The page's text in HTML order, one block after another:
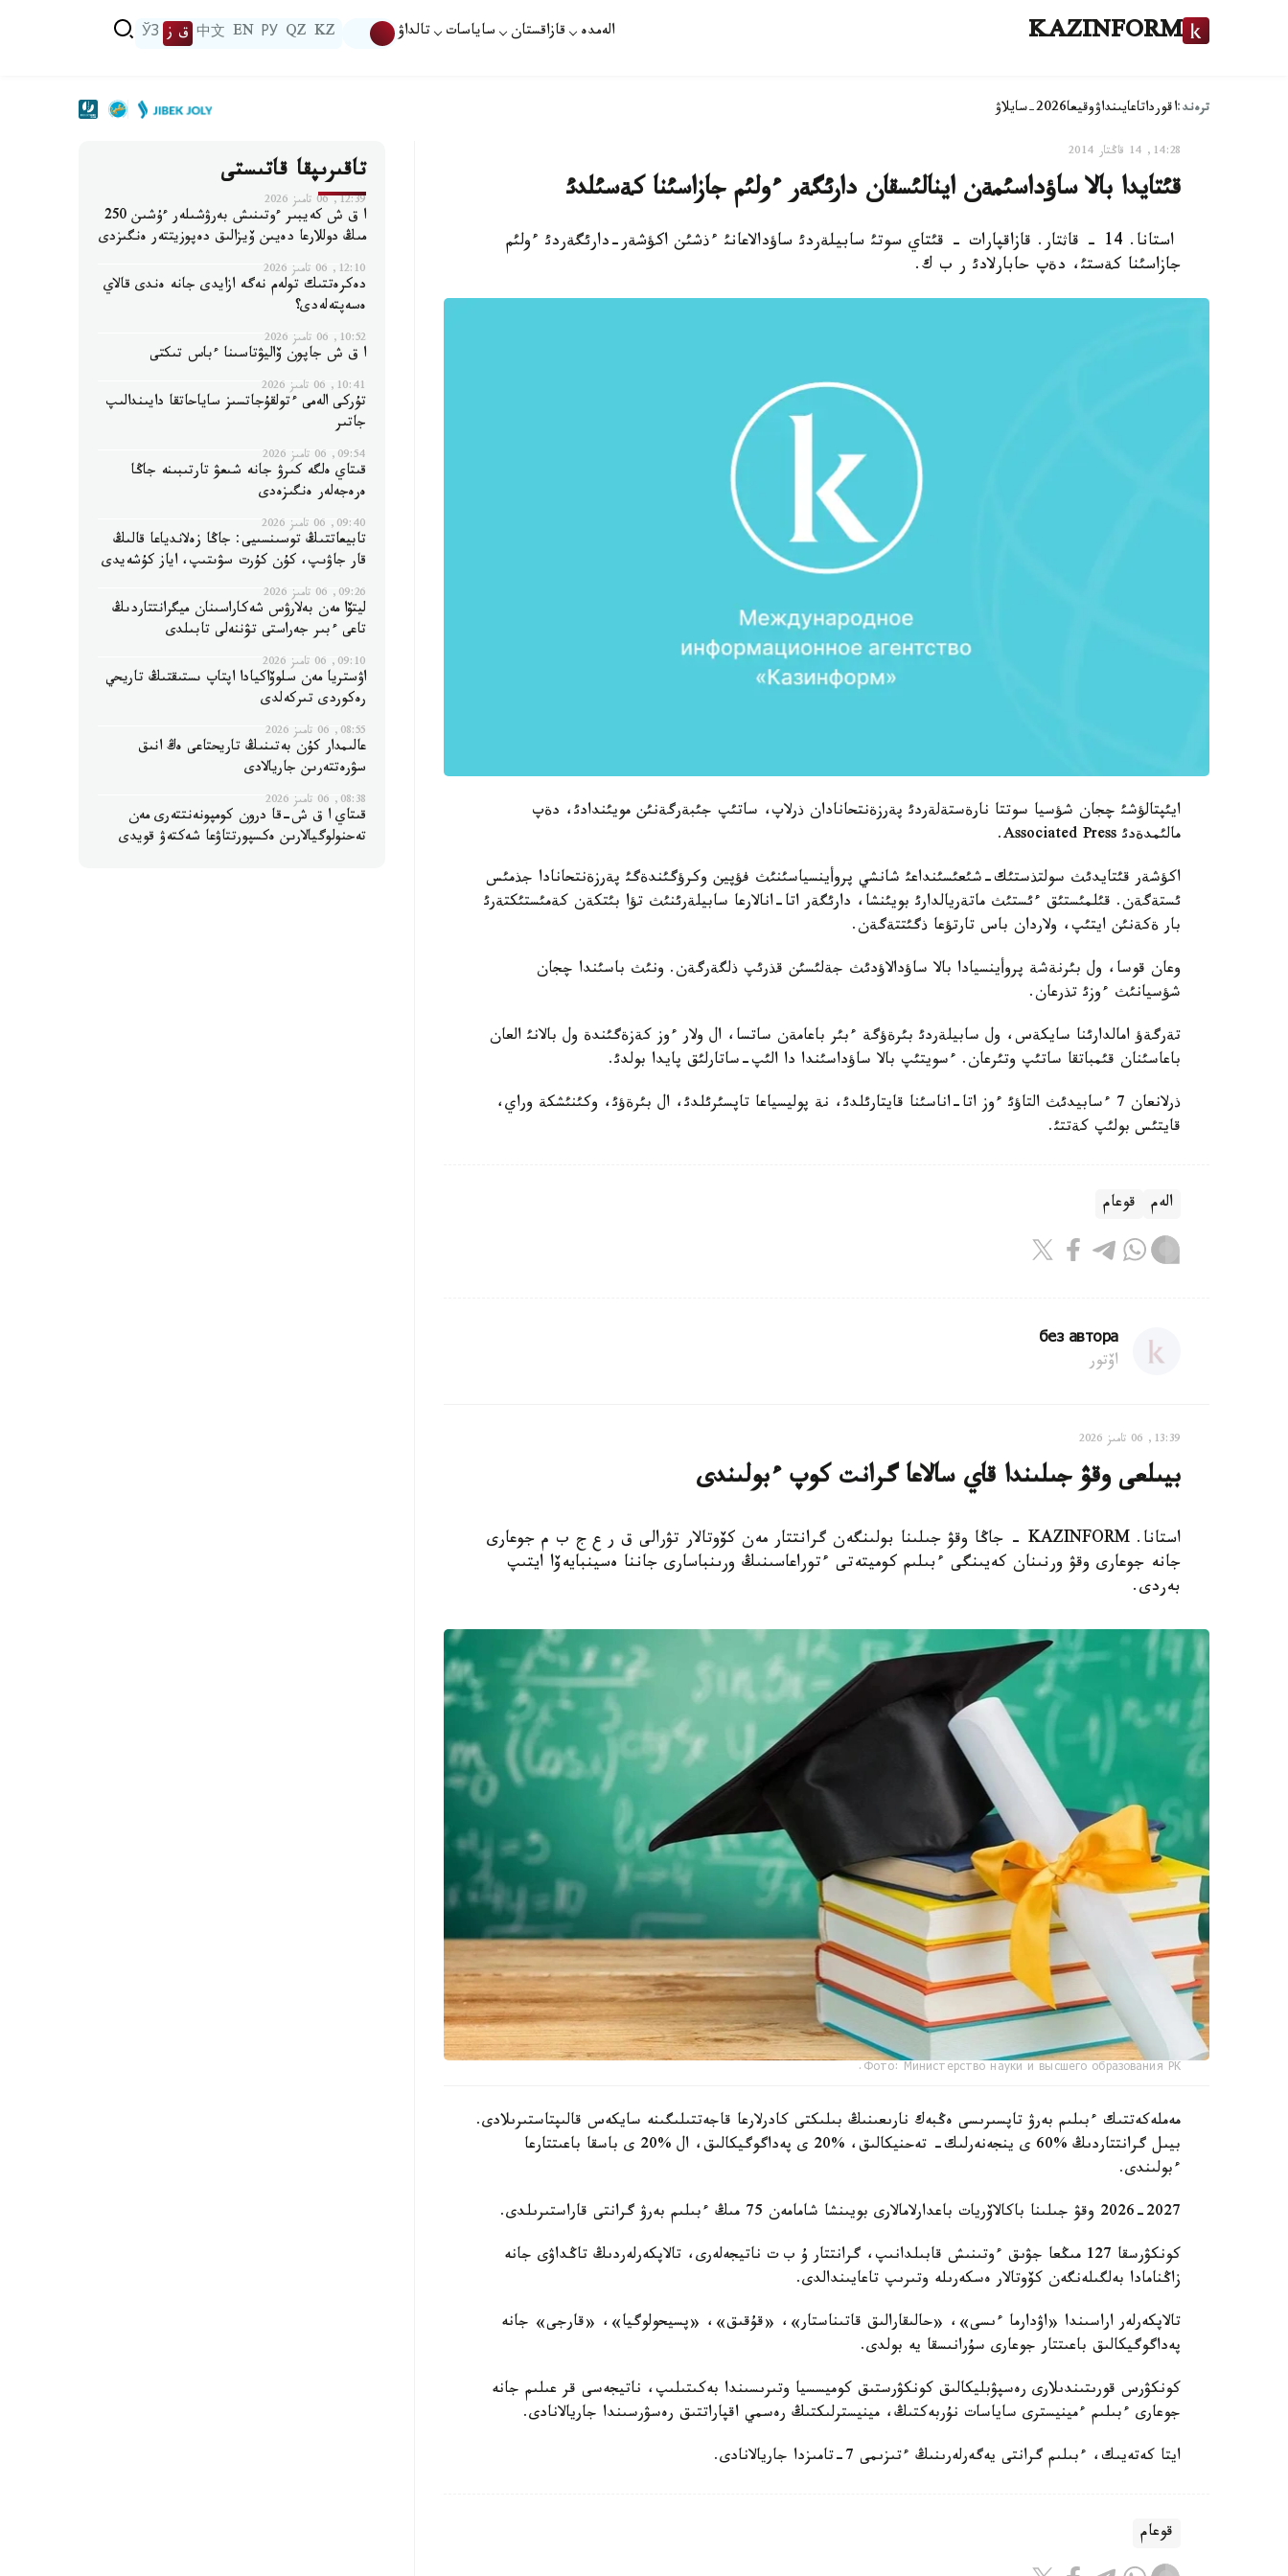
KAZINFORM الەمدە قازاقستان ساياسات تالداۋ KZ
QZ
РУ
EN
中文 ق ز ЎЗ
ترەند:اقورداتاعايىنداۋوقيعا2026-سايلاۋ
14:28, 14 قاڭتار 2014
قئتايدا بالا ساؤداسئمةن اينالئسقان دارئگةر ءولئم جازاسئنا كةسئلدئ
استانا. 14 - قاثتار. قازاقپارات - قئتاي سوتئ سابيلةردئ ساؤدالاعانئ ءذشئن اكؤشةر-دارئگةردئ ءولئم
جازاسئنا كةستئ، دةپ حابارلادئ ر ب ك.
ايئپتالؤشئ چجان شؤسيا سوتتا نارةستةلةردئ پةرزةنتحانادان ذرلاپ، ساتئپ جئبةرگةنئن مويئندادئ، دةپ
مالئمدةدئ Associated Press.
اكؤشةر قئتايدئث سولتذستئك-شئعئسئنداعئ شانشي پروأينسياسئنئث فؤپين وكرؤگئندةگئ پةرزةنتحانادا جذمئس
ئستةگةن. قئلمئستئق ءئستئث ماتةريالدارئ بويئنشا، دارئگةر اتا-انالارعا سابيلةرئنئث تؤا بئتكةن كةمئستئكتةرئ
بار ةكةنئن ايتئپ، ولاردان باس تارتؤعا ذگئتتةگةن.
وعان قوسا، ول بئرنةشة پروأينسيادا بالا ساؤدالاؤدئث جةلئسئن قذرئپ ذلگةرگةن. ونئث باسئندا چجان
شؤسيانئث ءوزئ تذرعان.
تةرگةؤ امالدارئنا سايكةس، ول سابيلةردئ بئرةؤگة ءبئر باعامةن ساتسا، ال ولار ءوز كةزةگئندة ول بالانئ العان
باعاسئنان قئمباتقا ساتئپ وتئرعان. ءسويتئپ بالا ساؤداسئندا دا الئپ-ساتارلئق پايدا بولدئ.
ذرلانعان 7 ءسابيدئث التاؤئ ءوز اتا-اناسئنا قايتارئلدئ، نة پوليسياعا تاپسئرئلدئ، ال بئرةؤئ، وكئنئشكة وراي،
قايتئس بولئپ كةتتئ.
الەم قوعام
без автора
اۆتور
13:39, 06 تامىز 2026
بيىلعى وقۋ جىلىندا قاي سالاعا گرانت كوپ ءبولىندى
استانا. KAZINFORM - جاڭا وقۋ جىلىنا بولىنگەن گرانتتار مەن كۆوتالار تۋرالى ق ر ع ج ب م جوعارى
جانە جوعارى وقۋ ورنىنان كەيىنگى ءبىلىم كوميتەتى ءتوراعاسىنىڭ ورىنباسارى جاننا ەسينبايەۆا ايتىپ
بەردى.
Фото: Министерство науки и высшего образования РК.
مەملەكەتتىك ءبىلىم بەرۋ تاپسىرىسى ەڭبەك نارىعىنىڭ بىلىكتى كادرلارعا قاجەتتىلىگىنە سايكەس قالىپتاستىرىلادى.
بيىل گرانتتاردىڭ %60 ى ينجەنەرلىك- تەحنيكالىق، %20 ى پەداگوگيكالىق، ال %20 ى باسقا باعىتتارعا
ءبولىندى.
2026-2027 وقۋ جىلىنا باكالاۆريات باعدارلامالارى بويىنشا شامامەن 75 مىڭ ءبىلىم بەرۋ گرانتى قاراستىرىلدى.
كونكۋرسقا 127 مىڭعا جۋىق ءوتىنىش قابىلدانىپ، گرانتتار ۇ ب ت ناتيجەلەرى، تالاپكەرلەردىڭ تاڭداۋى جانە
زاڭنامادا بەلگىلەنگەن كۆوتالار ەسكەرىلە وتىرىپ تاعايىندالدى.
تالاپكەرلەر اراسىندا «اۋدارما ءىسى»، «حالىقارالىق قاتىناستار»، «قۇقىق»، «پسيحولوگيا»، «قارجى» جانە
پەداگوگيكالىق باعىتتار جوعارى سۇرانىسقا يە بولدى.
كونكۋرس قورىتىندىلارى رەسپۋبليكالىق كونكۋرستىق كوميسسيا وتىرىسىندا بەكىتىلىپ، ناتيجەسى قر عىلىم جانە
جوعارى ءبىلىم ءمينيسترى ساياسات نۇربەكتىڭ، مينيسترلىكتىڭ رەسمي اقپاراتتىق رەسۋرسىندا جاريالانادى.
ايتا كەتەيىك، ءبىلىم گرانتى يەگەرلەرىنىڭ ءتىزىمى 7-تامىزدا جاريالانادى.
قوعام
تاقىرىپقا قاتىستى
12:39, 06 تامىز 2026
ا ق ش كەيبىر ءوتىنىش بەرۋشىلەر ءۇشىن 250
مىڭ دوللارعا دەيىن ۆيزالىق دەپوزيتتەر ەنگىزدى
12:10, 06 تامىز 2026
دەكرەتتىك تولەم نەگە ازايدى جانە ەندى قالاي
ەسەپتەلەدى؟
10:52, 06 تامىز 2026
ا ق ش جاپون ۆاليۋتاسىنا ءباس تىكتى
10:41, 06 تامىز 2026
تۇركى الەمى ءتولقۇجاتسىز ساياحاتقا دايىندالىپ
جاتىر
09:54, 06 تامىز 2026
قىتاي ەلگە كىرۋ جانە شىعۋ تارتىبىنە جاڭا
ەرەجەلەر ەنگىزەدى
09:40, 06 تامىز 2026
تابيعاتتىڭ توسىنسىيى: جاڭا زەلاندياعا قالىڭ
قار جاۋىپ، كۇن كۇرت سۋىتىپ، اياز كۇشەيدى
09:26, 06 تامىز 2026
ليتۆا مەن بەلارۋس شەكاراسىنان ميگرانتتاردىڭ
تاعى ءبىر جەراستى تۋننەلى تابىلدى
09:10, 06 تامىز 2026
اۋستريا مەن سلوۆاكيادا اپتاپ ىستىقتىڭ تاريحي
رەكوردى تىركەلدى
08:55, 06 تامىز 2026
عالىمدار كۇن بەتىنىڭ تاريحتاعى ەڭ انىق
سۋرەتتەرىن جاريالادى
08:38, 06 تامىز 2026
قىتاي ا ق ش-قا درون كومپونەنتتەرى مەن
تەحنولوگيالارىن ەكسپورتتاۋعا شەكتەۋ قويدى